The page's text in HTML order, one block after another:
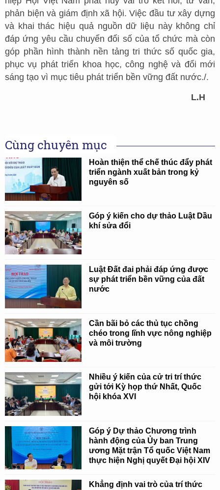
phản biện và giám định xã hội. Việc đầu tư xây dựng
và khai thác hiệu quả nguồn dữ liệu này không chỉ
đáp ứng yêu cầu chuyển đổi số của tổ chức mà còn
góp phần hình thành nền tảng tri thức số quốc gia,
phục vụ phát triển khoa học, công nghệ và đổi mới
sáng tạo vì mục tiêu phát triển bền vững đất nước./.
L.H
Cùng chuyên mục
Hoàn thiện thể chế thúc đẩy phát
triển ngành xuất bản trong kỷ
nguyên số
Góp ý kiến cho dự thảo Luật Dầu
khí sửa đổi
Luật Đất đai phải đáp ứng được
sự phát triển bền vững của đất
nước
Cần bãi bỏ các thủ tục chồng
chéo trong lĩnh vực nông nghiệp
và môi trường
Nhiều ý kiến của cử tri trí thức
gửi tới Kỳ họp thứ Nhất, Quốc
hội khóa XVI
Góp ý Dự thảo Chương trình
hành động của Ủy ban Trung
ương Mặt trận Tổ quốc Việt Nam
thực hiện Nghị quyết Đại hội XIV
Khẳng định vai trò của trí thức